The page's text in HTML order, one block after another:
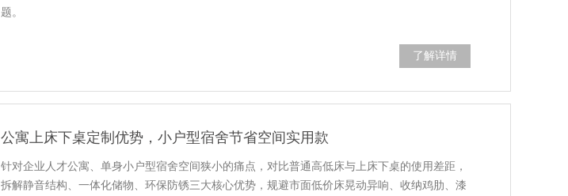
题。
了解详情
公寓上床下桌定制优势，小户型宿舍节省空间实用款
针对企业人才公寓、单身小户型宿舍空间狭小的痛点，对比普通高低床与上床下桌的使用差距，
拆解静音结构、一体化储物、环保防锈三大核心优势，规避市面低价床晃动异响、收纳鸡肋、漆